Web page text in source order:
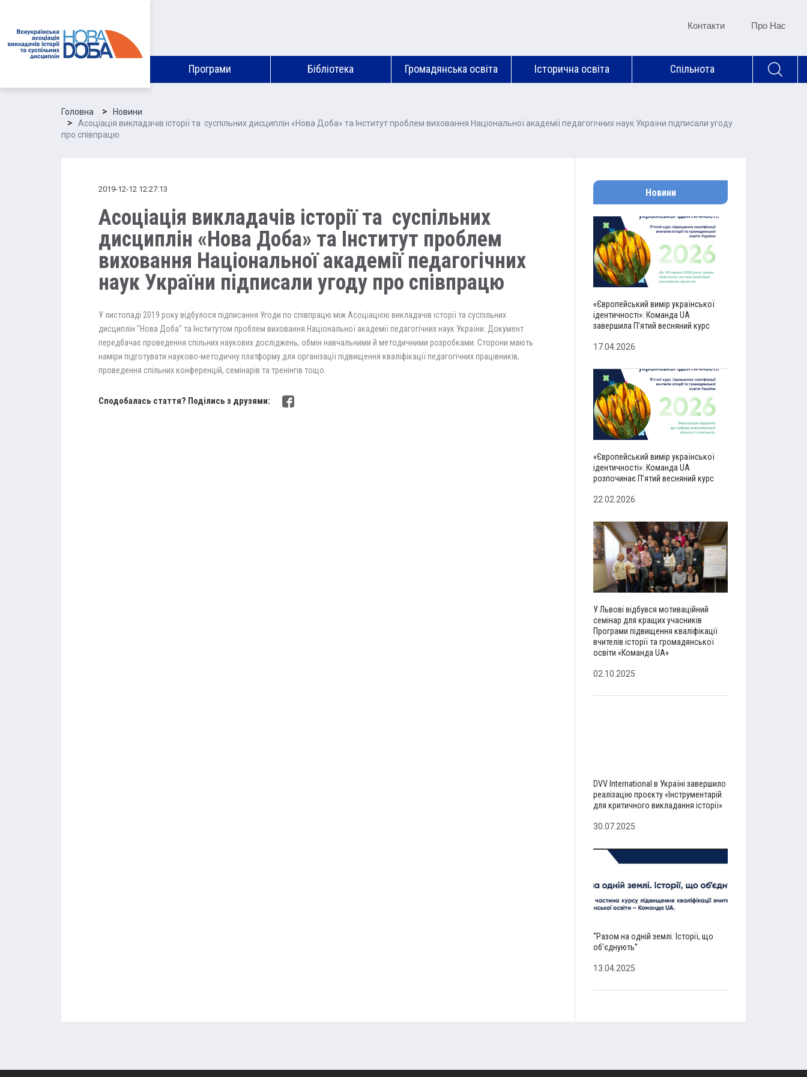
Контакти Про Нас
Програми Бібліотека Громадянська освіта Історична освіта Спільнота
Головна
Новини
Асоціація викладачів історії та суспільних дисциплін «Нова Доба» та Інститут проблем виховання Національної академії педагогічних наук України підписали угоду
про співпрацю
2019-12-12 12:27:13
Асоціація викладачів історії та суспільних
дисциплін «Нова Доба» та Інститут проблем
виховання Національної академії педагогічних
наук України підписали угоду про співпрацю
У листопаді 2019 року відбулося підписання Угоди по співпрацю між Асоціацією викладачів історії та суспільних
дисциплін "Нова Доба" та Інститутом проблем виховання Національної академії педагогічних наук України. Документ
передбачає проведення спільних наукових досліджень, обмін навчальними й методичними розробками. Сторони мають
наміри підготувати науково-методичну платформу для організації підвищення кваліфікації педагогічних працівників,
проведення спільних конференцій, семінарів та тренінгів тощо.
Сподобалась стаття? Поділись з друзями:
Новини
«Європейський вимір української
ідентичності»: Команда UA
завершила Пʼятий весняний курс
17.04.2026
«Європейський вимір української
ідентичності»: Команда UA
розпочинає Пʼятий весняний курс
22.02.2026
У Львові відбувся мотиваційний
семінар для кращих учасників
Програми підвищення кваліфікації
вчителів історії та громадянської
освіти «Команда UA»
02.10.2025
DVV International в Україні завершило
реалізацію проєкту «Інструментарій
для критичного викладання історії»
30.07.2025
“Разом на одній землі. Історії, що
об’єднують”
13.04.2025